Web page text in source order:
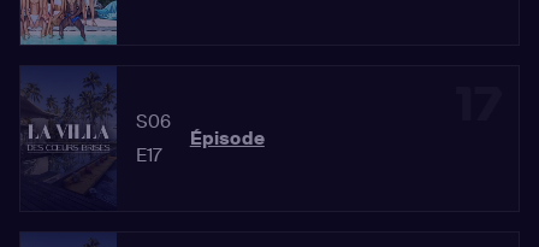
S06
E17
Épisode